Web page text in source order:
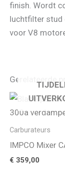
finish. Wordt
luchtfilter stud
voor V8
Gerelateerde
Carburateurs
IMPCO Mixer
€ 359,00